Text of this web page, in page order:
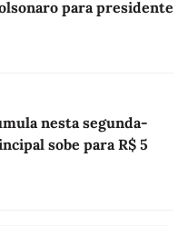
para presidente
nesta segunda-
sobe para R$ 5